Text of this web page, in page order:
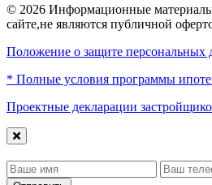
© 2026 Информационные
сайте,не являются публичной
Положение о защите персональных
* Полные условия программы
Проектные декларации